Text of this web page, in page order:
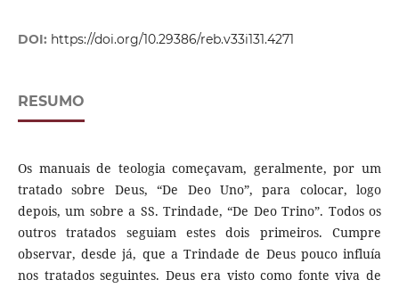
DOI: https://doi.org/10.29386/reb.v33i131.4271
RESUMO
Os manuais de teologia começavam, geralmente, por um
tratado sobre Deus, “De Deo Uno”, para colocar, logo
depois, um sobre a SS. Trindade, “De Deo Trino”. Todos os
outros tratados seguiam estes dois primeiros. Cumpre
observar, desde já, que a Trindade de Deus pouco influía
nos tratados seguintes. Deus era visto como fonte viva de